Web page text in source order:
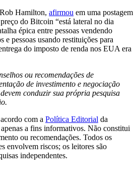
Hamilton, afirmou em uma postagem
do Bitcoin “está lateral no dia
épica entre pessoas vendendo
e pessoas usando restituições para
do imposto de renda nos EUA era
ou recomendações de
de investimento e negociação
conduzir sua própria pesquisa
com a Política Editorial da
a fins informativos. Não constitui
ou recomendações. Todos os
envolvem riscos; os leitores são
independentes.